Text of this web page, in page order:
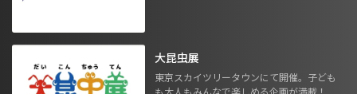
大昆虫展
東京スカイツリータウンにて開催。子ども
も大人もみんなで楽しめる企画が満載！